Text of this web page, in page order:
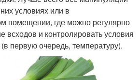
условиях или в
помещении, где можно регулярно
всходов и контролировать условия
первую очередь, температуру).